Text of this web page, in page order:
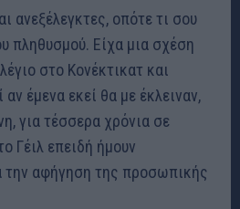
ανεξέλεγκτες, οπότε τι σου
πληθυσμού. Είχα μια σχέση
στο Κονέκτικατ και
έμενα εκεί θα με έκλειναν,
για τέσσερα χρόνια σε
Γέιλ επειδή ήμουν
την αφήγηση της προσωπικής